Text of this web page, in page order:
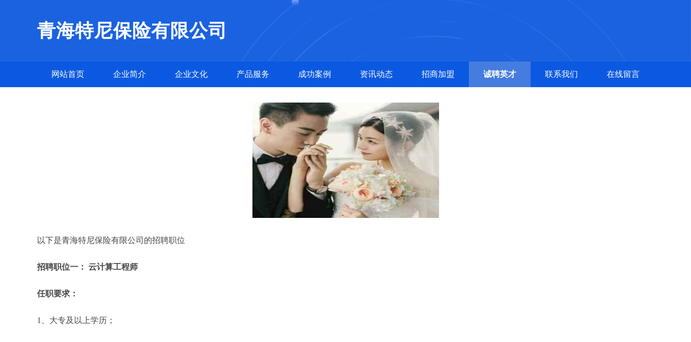
青海特尼保险有限公司
网站首页 企业简介 企业文化 产品服务 成功案例 资讯动态 招商加盟 诚聘英才 联系我们 在线留言
以下是青海特尼保险有限公司的招聘职位
招聘职位一： 云计算工程师
任职要求：
1、大专及以上学历；